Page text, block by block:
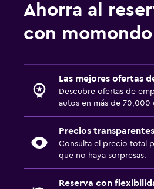
Ahorra al
con momondo
Las mejores ofertas
Descubre ofertas de
autos en más de 70,000
Precios transparentes
Consulta el precio total
que no haya sorpresas.
Reserva con